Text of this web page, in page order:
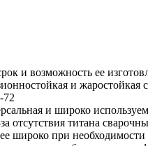
и возможность ее
и жаростойкая
и широко
отсутствия титана
широко при